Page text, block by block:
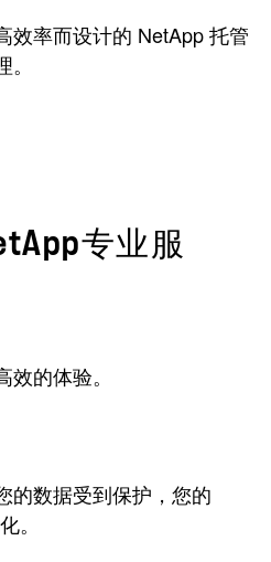
效率而设计的 NetApp 托管
专业服
的体验。
的数据受到保护，您的
。